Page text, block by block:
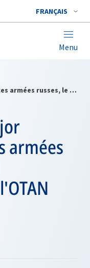
FRANÇAIS
Menu
Le Chef d’état-major général des forces armées russes, le général Kvachnine, visite l'OTAN
armées